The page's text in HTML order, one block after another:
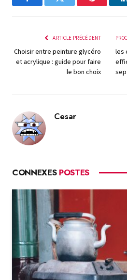
FacebookTwitter Pinterest
ARTICLE PRÉCÉDENT
Choisir entre peinture glycéro
et acrylique : guide pour faire
le bon choix
les
Cesar
CONNEXES POSTES